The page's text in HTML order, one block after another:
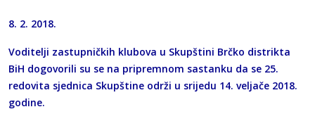
8. 2. 2018.
Voditelji zastupničkih klubova u Skupštini Brčko distrikta
BiH dogovorili su se na pripremnom sastanku da se 25.
redovita sjednica Skupštine održi u srijedu 14. veljače 2018.
godine.